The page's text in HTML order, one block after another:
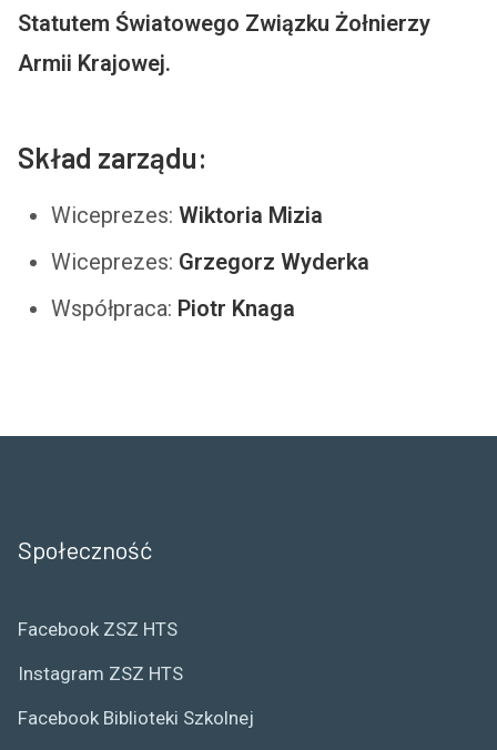
Statutem Światowego Związku Żołnierzy
Armii Krajowej.
Skład zarządu:
Wiceprezes: Wiktoria Mizia
Wiceprezes: Grzegorz Wyderka
Współpraca: Piotr Knaga
Społeczność
Facebook ZSZ HTS
Instagram ZSZ HTS
Facebook Biblioteki Szkolnej